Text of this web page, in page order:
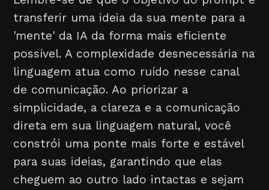
transferir uma ideia da sua mente para a
'mente' da IA da forma mais eficiente
possível. A complexidade desnecessária na
linguagem atua como ruído nesse canal
de comunicação. Ao priorizar a
simplicidade, a clareza e a comunicação
direta em sua linguagem natural, você
constrói uma ponte mais forte e estável
para suas ideias, garantindo que elas
cheguem ao outro lado intactas e sejam